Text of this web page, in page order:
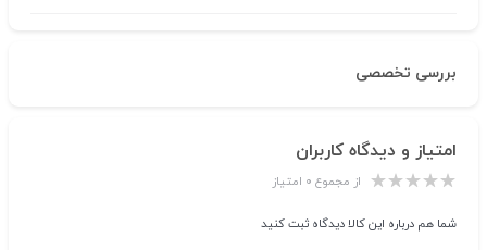
بررسی تخصصی
امتیاز و دیدگاه کاربران
از مجموع ۰ امتیاز
شما هم درباره این کالا دیدگاه ثبت کنید